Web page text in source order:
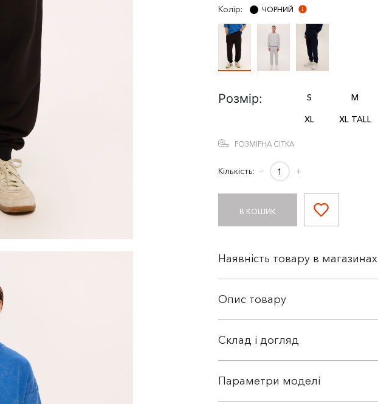
Колір: ЧОРНИЙ
Розмір: S M
XL
XL TALL
РОЗМІРНА СІТКА
Кількість: − +
В КОШИК
Наявність товару в магазинах
Опис товару
Склад і догляд
Параметри моделі